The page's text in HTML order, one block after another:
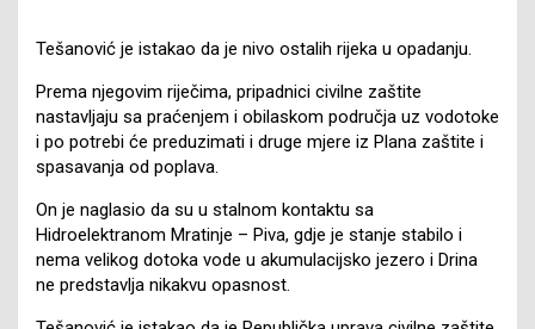
Tešanović je istakao da je nivo ostalih rijeka u opadanju.
Prema njegovim riječima, pripadnici civilne zaštite
nastavljaju sa praćenjem i obilaskom područja uz vodotoke
i po potrebi će preduzimati i druge mjere iz Plana zaštite i
spasavanja od poplava.
On je naglasio da su u stalnom kontaktu sa
Hidroelektranom Mratinje – Piva, gdje je stanje stabilo i
nema velikog dotoka vode u akumulacijsko jezero i Drina
ne predstavlja nikakvu opasnost.